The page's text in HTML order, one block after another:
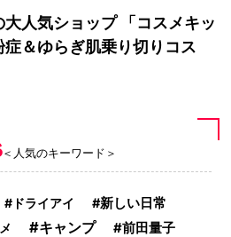
人気ショップ 「コスメキッ
＆ゆらぎ肌乗り切りコス
＜人気のキーワード＞
ドライアイ 新しい日常
キャンプ 前田量子